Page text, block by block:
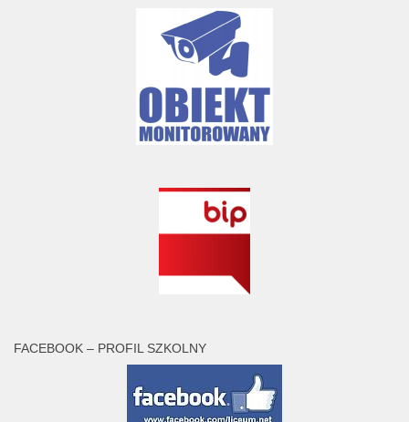
FACEBOOK – PROFIL SZKOLNY